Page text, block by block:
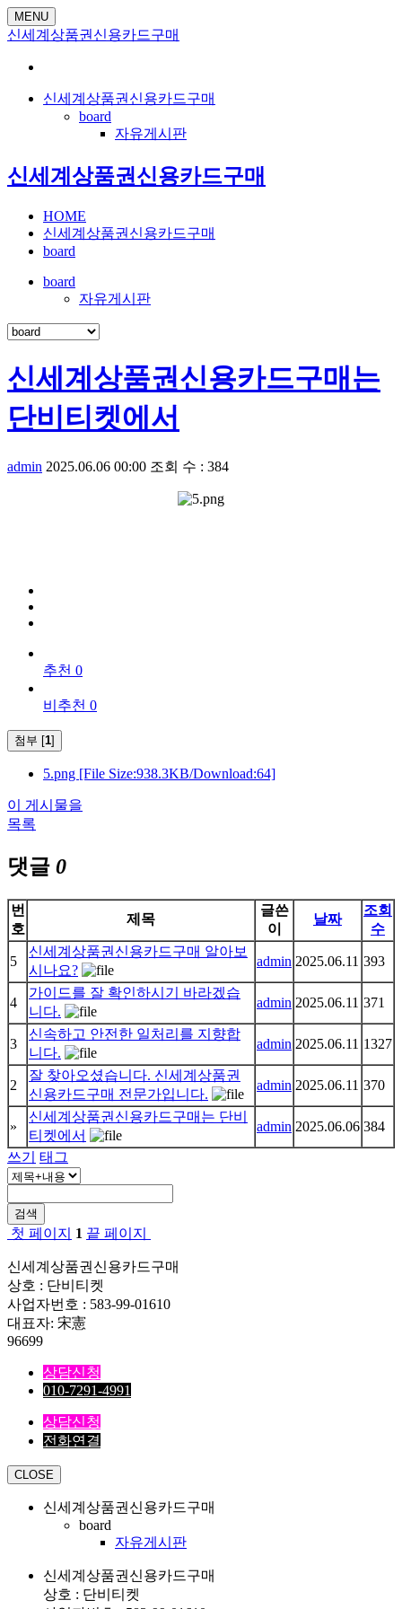
MENU
신세계상품권신용카드구매
신세계상품권신용카드구매
board
자유게시판
신세계상품권신용카드구매
HOME
신세계상품권신용카드구매
board
board
자유게시판
신세계상품권신용카드구매는
단비티켓에서
admin 2025.06.06 00:00 조회 수 : 384
추천 0
비추천 0
첨부 [1]
5.png [File Size:938.3KB/Download:64]
이 게시물을
목록
댓글 0
번
호
제목
글쓴
이
날짜
조회
수
5
신세계상품권신용카드구매 알아보
시나요?
admin 2025.06.11 393
4
가이드를 잘 확인하시기 바라겠습
니다.
admin 2025.06.11 371
3
신속하고 안전한 일처리를 지향합
니다.
admin 2025.06.11 1327
2
잘 찾아오셨습니다. 신세계상품권
신용카드구매 전문가입니다.
admin 2025.06.11 370
»
신세계상품권신용카드구매는 단비
티켓에서
admin 2025.06.06 384
쓰기
태그
검색
첫 페이지 1 끝 페이지
신세계상품권신용카드구매
상호 : 단비티켓
사업자번호 : 583-99-01610
대표자: 宋憲
96699
상담신청
010-7291-4991
상담신청
전화연결
CLOSE
신세계상품권신용카드구매
board
자유게시판
신세계상품권신용카드구매
상호 : 단비티켓